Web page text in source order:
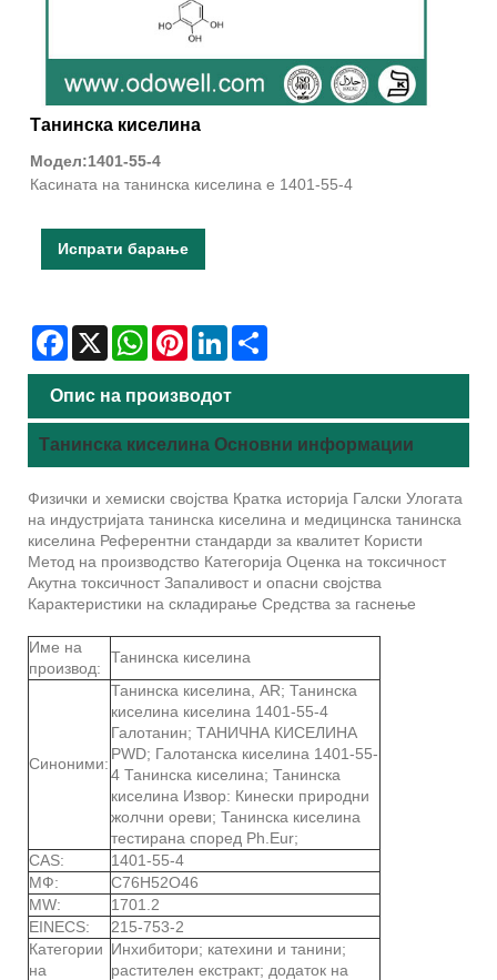
Танинска киселина
Модел:1401-55-4
Касината на танинска киселина е 1401-55-4
Испрати барање
Facebook
X WhatsAppPinterestLinkedIn
Опис на производот
Танинска киселина Основни информации
Физички и хемиски својства Кратка историја Галски Улогата
на индустријата танинска киселина и медицинска танинска
киселина Референтни стандарди за квалитет Користи
Метод на производство Категорија Оценка на токсичност
Акутна токсичност Запаливост и опасни својства
Карактеристики на складирање Средства за гаснење
Име на
производ:
Танинска киселина
Синоними:
Танинска киселина, AR; Танинска
киселина киселина 1401-55-4
Галотанин; ТАНИЧНА КИСЕЛИНА
PWD; Галотанска киселина 1401-55-
4 Танинска киселина; Танинска
киселина Извор: Кинески природни
жолчни ореви; Танинска киселина
тестирана според Ph.Eur;
CAS:
1401-55-4
МФ:
C76H52O46
MW:
1701.2
EINECS:
215-753-2
Категории
на
Инхибитори; катехини и танини;
растителен екстракт; додаток на